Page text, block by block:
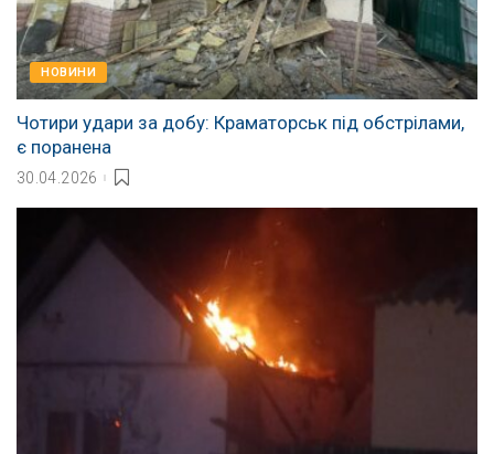
НОВИНИ
Чотири удари за добу: Краматорськ під обстрілами,
є поранена
30.04.2026